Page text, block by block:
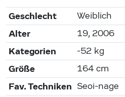
Geschlecht Weiblich
Alter 19, 2006
Kategorien -52 kg
Größe 164 cm
Fav. Techniken Seoi-nage